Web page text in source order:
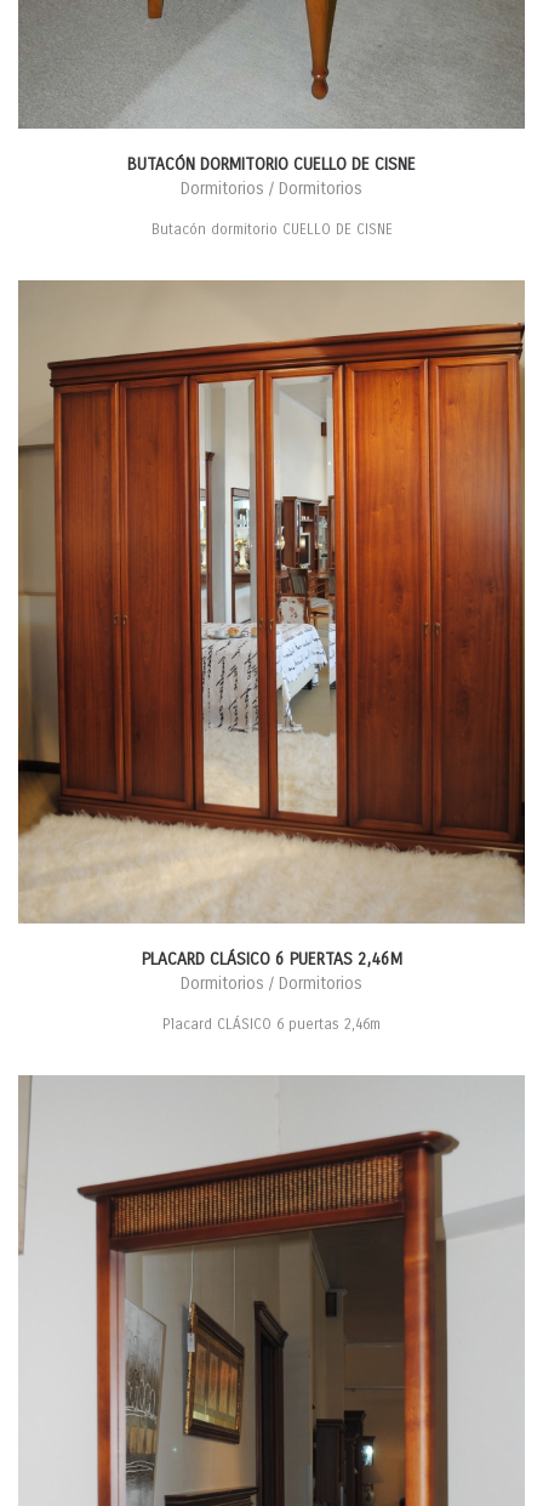
BUTACÓN DORMITORIO CUELLO DE CISNE
Dormitorios / Dormitorios
Butacón dormitorio CUELLO DE CISNE
PLACARD CLÁSICO 6 PUERTAS 2,46M
Dormitorios / Dormitorios
Placard CLÁSICO 6 puertas 2,46m